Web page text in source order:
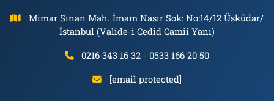
Mimar Sinan Mah. İmam Nasır Sok: No:14/12 Üsküdar/
İstanbul (Valide-i Cedid Camii Yanı)
0216 343 16 32 - 0533 166 20 50
[email protected]